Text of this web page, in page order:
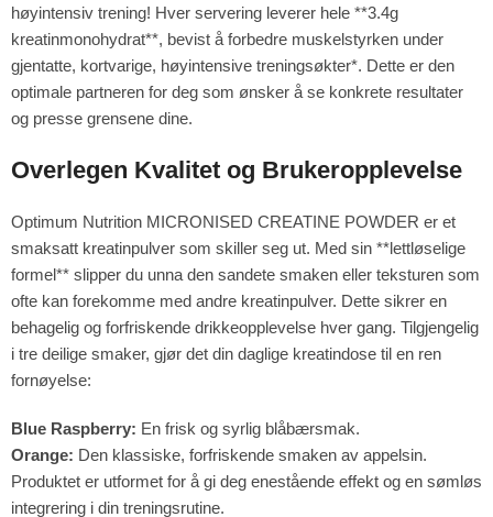
høyintensiv trening! Hver servering leverer hele **3.4g
kreatinmonohydrat**, bevist å forbedre muskelstyrken under
gjentatte, kortvarige, høyintensive treningsøkter*. Dette er den
optimale partneren for deg som ønsker å se konkrete resultater
og presse grensene dine.
Overlegen Kvalitet og Brukeropplevelse
Optimum Nutrition MICRONISED CREATINE POWDER er et
smaksatt kreatinpulver som skiller seg ut. Med sin **lettløselige
formel** slipper du unna den sandete smaken eller teksturen som
ofte kan forekomme med andre kreatinpulver. Dette sikrer en
behagelig og forfriskende drikkeopplevelse hver gang. Tilgjengelig
i tre deilige smaker, gjør det din daglige kreatindose til en ren
fornøyelse:
Blue Raspberry: En frisk og syrlig blåbærsmak.
Orange: Den klassiske, forfriskende smaken av appelsin.
Produktet er utformet for å gi deg enestående effekt og en sømløs
integrering i din treningsrutine.